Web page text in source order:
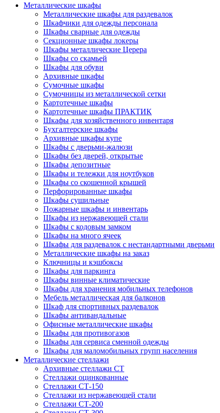
Металлические шкафы
Металлические шкафы для раздевалок
Шкафчики для одежды персонала
Шкафы сварные для одежды
Секционные шкафы локеры
Шкафы металлические Церера
Шкафы со скамьей
Шкафы для обуви
Архивные шкафы
Сумочные шкафы
Сумочницы из металлической сетки
Картотечные шкафы
Картотечные шкафы ПРАКТИК
Шкафы для хозяйственного инвентаря
Бухгалтерские шкафы
Архивные шкафы купе
Шкафы с дверьми-жалюзи
Шкафы без дверей, открытые
Шкафы депозитные
Шкафы и тележки для ноутбуков
Шкафы со скошенной крышей
Перфорированные шкафы
Шкафы сушильные
Пожарные шкафы и инвентарь
Шкафы из нержавеющей стали
Шкафы с кодовым замком
Шкафы на много ячеек
Шкафы для раздевалок с нестандартными дверьми
Металлические шкафы на заказ
Ключницы и кэшбоксы
Шкафы для паркинга
Шкафы винные климатические
Шкафы для хранения мобильных телефонов
Мебель металлическая для балконов
Шкаф для спортивных раздевалок
Шкафы антивандальные
Офисные металлические шкафы
Шкафы для противогазов
Шкафы для сервиса сменной одежды
Шкафы для маломобильных групп населения
Металлические стеллажи
Архивные стеллажи СТ
Стеллажи оцинкованные
Стеллажи СТ-150
Стеллажи из нержавеющей стали
Стеллажи СТ-200